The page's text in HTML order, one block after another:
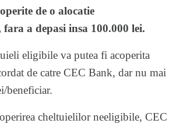
de o alocatie
a depasi insa 100.000 lei.
eligibile va putea fi acoperita
de catre CEC Bank, dar nu mai
beneficiar.
cheltuielilor neeligibile, CEC